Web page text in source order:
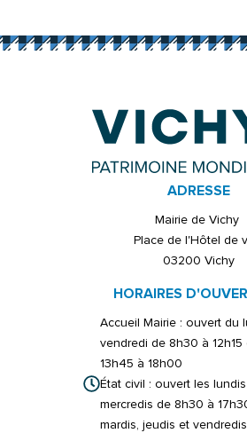
ADRESSE
Mairie de Vichy
Place de l'Hôtel de
03200 Vichy
HORAIRES
Accueil Mairie : ouvert du
vendredi de 8h30 à 12h15
13h45 à 18h00
État civil : ouvert les
mercredis de 8h30 à
mardis, jeudis et